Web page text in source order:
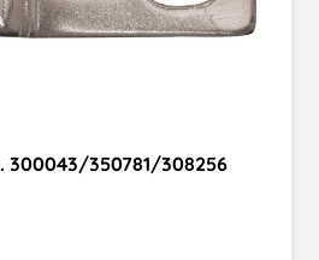
300043/350781/308256